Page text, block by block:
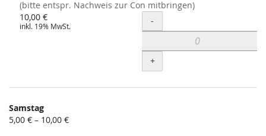
(bitte entspr. Nachweis zur Con mitbringen)
10,00 €
inkl. 19% MwSt. Menge
-
+
Samstag
von
5,00 € – 10,00 €